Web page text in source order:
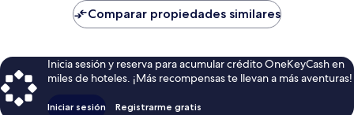
de
$1,769
Comparar propiedades similares
Inicia sesión y reserva para acumular crédito OneKeyCash en
miles de hoteles. ¡Más recompensas te llevan a más aventuras!
Iniciar sesión Registrarme gratis